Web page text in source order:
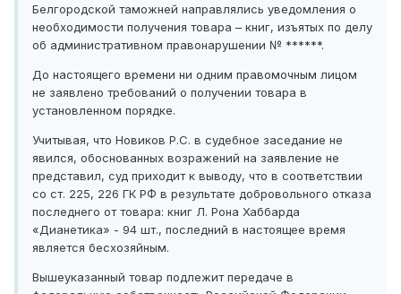
Белгородской таможней направлялись уведомления о
необходимости получения товара – книг, изъятых по делу
об административном правонарушении № ******.
До настоящего времени ни одним правомочным лицом
не заявлено требований о получении товара в
установленном порядке.
Учитывая, что Новиков Р.С. в судебное заседание не
явился, обоснованных возражений на заявление не
представил, суд приходит к выводу, что в соответствии
со ст. 225, 226 ГК РФ в результате добровольного отказа
последнего от товара: книг Л. Рона Хаббарда
«Дианетика» - 94 шт., последний в настоящее время
является бесхозяйным.
Вышеуказанный товар подлежит передаче в